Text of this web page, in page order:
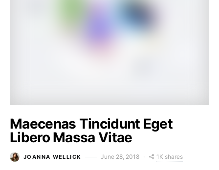
Maecenas Tincidunt Eget
Libero Massa Vitae
JOANNA WELLICK June 28, 2018 1K shares